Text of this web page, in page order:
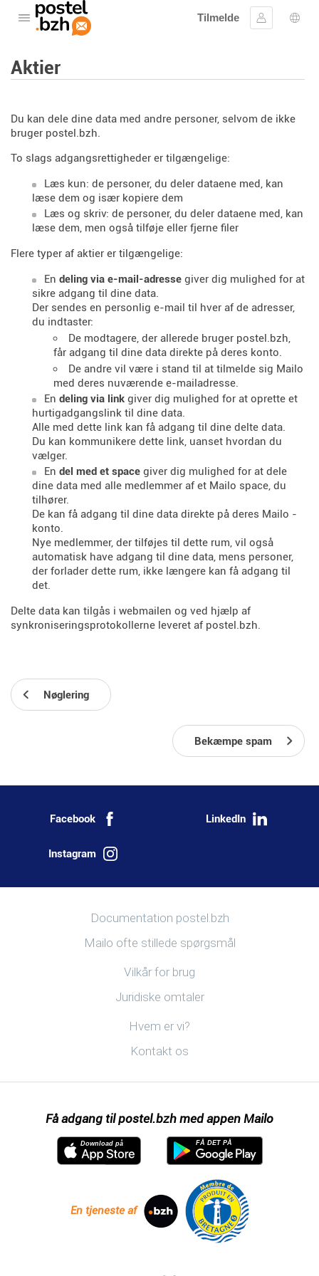
Åbne menuen
Tilmelde
Log ind
Aktier
Du kan dele dine data med andre personer, selvom de ikke
bruger postel.bzh.
To slags adgangsrettigheder er tilgængelige:
Læs kun: de personer, du deler dataene med, kan
læse dem og især kopiere dem
Læs og skriv: de personer, du deler dataene med, kan
læse dem, men også tilføje eller fjerne filer
Flere typer af aktier er tilgængelige:
En deling via e-mail-adresse giver dig mulighed for at
sikre adgang til dine data.
Der sendes en personlig e-mail til hver af de adresser,
du indtaster:
De modtagere, der allerede bruger postel.bzh,
får adgang til dine data direkte på deres konto.
De andre vil være i stand til at tilmelde sig Mailo
med deres nuværende e-mailadresse.
En deling via link giver dig mulighed for at oprette et
hurtigadgangslink til dine data.
Alle med dette link kan få adgang til dine delte data.
Du kan kommunikere dette link, uanset hvordan du
vælger.
En del med et space giver dig mulighed for at dele
dine data med alle medlemmer af et Mailo space, du
tilhører.
De kan få adgang til dine data direkte på deres Mailo -
konto.
Nye medlemmer, der tilføjes til dette rum, vil også
automatisk have adgang til dine data, mens personer,
der forlader dette rum, ikke længere kan få adgang til
det.
Delte data kan tilgås i webmailen og ved hjælp af
synkroniseringsprotokollerne leveret af postel.bzh.
Nøglering
Bekæmpe spam
Facebook LinkedIn
Instagram
Mere information
Documentation postel.bzh
Mailo ofte stillede spørgsmål
Nyttige links
Vilkår for brug
Juridiske omtaler
Opdag postel.bzh
Hvem er vi?
Kontakt os
Få adgang til postel.bzh med appen Mailo
Download på FÅ DET PÅ
En tjeneste af